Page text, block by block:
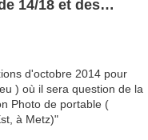
14/18 et des
de l'Est, à